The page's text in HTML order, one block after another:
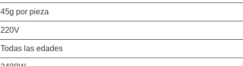
45g por pieza
220V
Todas las edades